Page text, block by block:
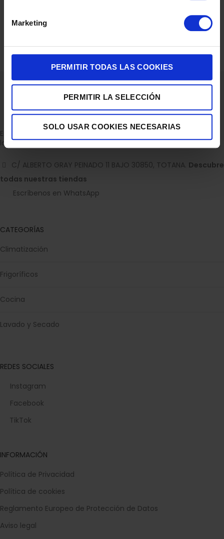
Marketing
PERMITIR TODAS LAS COOKIES
PERMITIR LA SELECCIÓN
SOLO USAR COOKIES NECESARIAS
SECADOR PELO UFESA SUNSET 2200W AC DIFUSOR
25,90€
Empresa dedicada a la venta de accesorios para el hogar con
la experiencia de 36 años.
C/ ALBERTO GRAY PEINADO 11 BAJO 30850, TOTANA. Descubre
todas nuestras tiendas
Escríbenos en WhatsApp
CATEGORÍAS
Climatización
Frigoríficos
Cocina
Lavado y Secado
REDES SOCIALES
Instagram
Facebook
TikTok
INFORMACIÓN
Política de Privacidad
Política de cookies
Reglamento Europeo de Protección de Datos
Aviso legal